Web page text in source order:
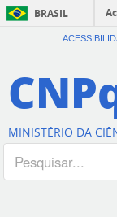
BRASIL
MINISTÉRIO DA